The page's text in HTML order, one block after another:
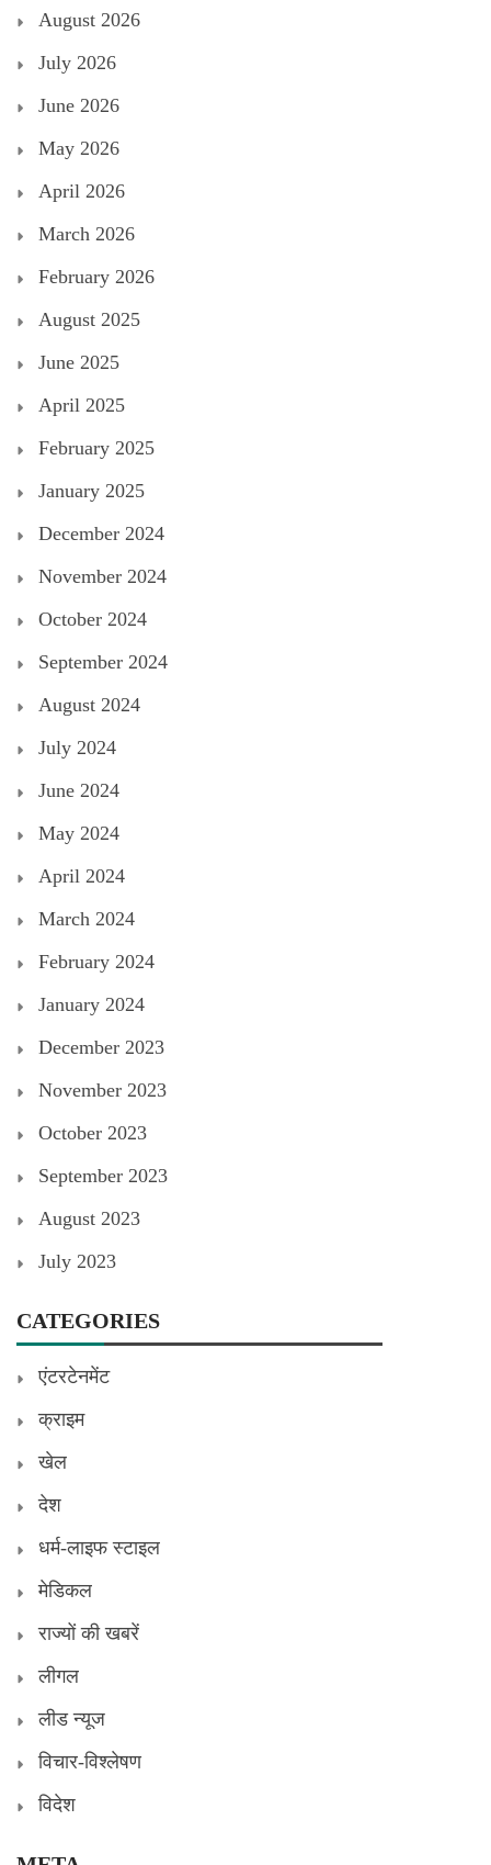
August 2026
July 2026
June 2026
May 2026
April 2026
March 2026
February 2026
August 2025
June 2025
April 2025
February 2025
January 2025
December 2024
November 2024
October 2024
September 2024
August 2024
July 2024
June 2024
May 2024
April 2024
March 2024
February 2024
January 2024
December 2023
November 2023
October 2023
September 2023
August 2023
July 2023
CATEGORIES
एंटरटेनमेंट
क्राइम
खेल
देश
धर्म-लाइफ स्टाइल
मेडिकल
राज्यों की खबरें
लीगल
लीड न्यूज
विचार-विश्लेषण
विदेश